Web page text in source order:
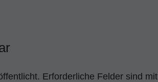
Erforderliche Felder sind mit